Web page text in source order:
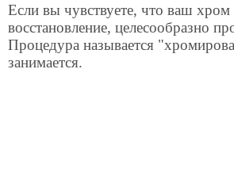
Если вы чувствуете, что ваш
восстановление, целесообразно
Процедура называется
занимается.